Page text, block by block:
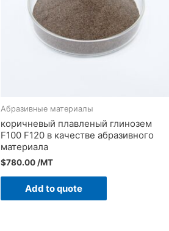
Абразивные материалы
коричневый плавленый глинозем
F100 F120 в качестве абразивного
материала
$780.00 /MT
Add to quote